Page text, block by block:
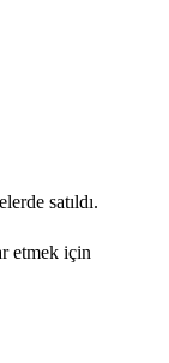
satıldı.
etmek için